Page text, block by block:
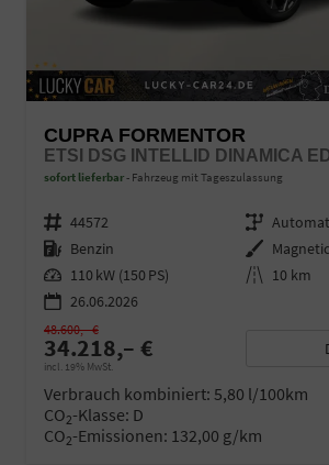
CUPRA FORMENTOR
ETSI DSG INTELLID DINAMICA
sofort lieferbar Fahrzeug mit Tageszulassung
Fahrzeugnr. 44572 Getriebe
Kraftstoff Benzin Außenfarbe
Leistung 110 kW (150 PS) Kilometerstand 10 km
26.06.2026
34.218,– €
incl. 19% MwSt.
48.600,– €
Verbrauch kombiniert: 5,80 l/100km
CO2-Klasse: D
CO2-Emissionen: 132,00 g/km